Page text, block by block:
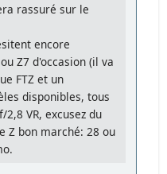
rassuré sur le
encore
Z7 d'occasion (il va
FTZ et un
disponibles, tous
VR, excusez du
Z bon marché: 28 ou